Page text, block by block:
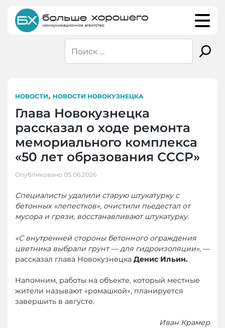
content
НОВОСТИ, НОВОСТИ НОВОКУЗНЕЦКА
Глава Новокузнецка
рассказал о ходе ремонта
мемориального комплекса
«50 лет образования СССР»
Опубликовано 05.06.2026
Специалисты удалили старую штукатурку с
бетонных «лепестков», очистили пьедестал от
мусора и грязи, восстанавливают штукатурку.
«С внутренней стороны бетонного ограждения
цветника выбрали грунт — для гидроизоляции», —
рассказал глава Новокузнецка Денис Ильин.
Напомним, работы на объекте, который местные
жители называют «ромашкой», планируется
завершить в августе.
Иван Крамер